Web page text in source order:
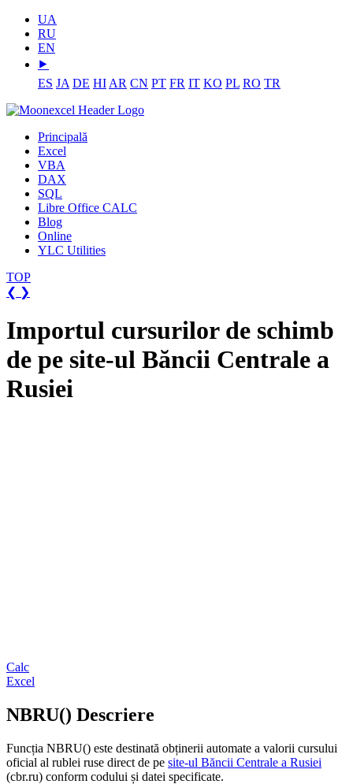
UA
RU
EN
⯈
ES JA DE HI AR CN PT FR IT KO PL RO TR
Principală
Excel
VBA
DAX
SQL
Libre Office CALC
Blog
Online
YLC Utilities
TOP
❮ ❯
Importul cursurilor de schimb
de pe site-ul Băncii Centrale a
Rusiei
Calc
Excel
NBRU() Descriere
Funcția NBRU() este destinată obținerii automate a valorii cursului
oficial al rublei ruse direct de pe site-ul Băncii Centrale a Rusiei
(cbr.ru) conform codului și datei specificate.